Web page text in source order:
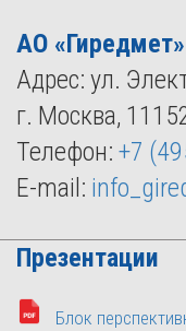
АО «Гиредмет»
Адрес: ул.
г. Москва,
Телефон: +7
E-mail:
Презентации
Блок